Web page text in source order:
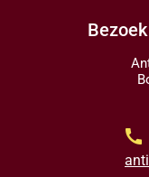
call